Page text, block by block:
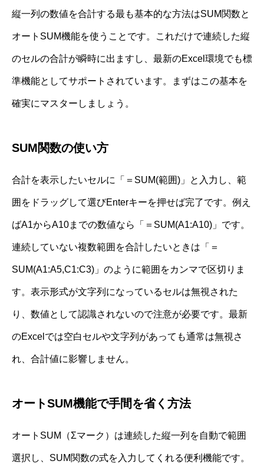
縦一列の数値を合計する最も基本的な方法はSUM関数と
オートSUM機能を使うことです。これだけで連続した縦
のセルの合計が瞬時に出ますし、最新のExcel環境でも標
準機能としてサポートされています。まずはこの基本を
確実にマスターしましょう。
SUM関数の使い方
合計を表示したいセルに「＝SUM(範囲)」と入力し、範
囲をドラッグして選びEnterキーを押せば完了です。例え
ばA1からA10までの数値なら「＝SUM(A1:A10)」です。
連続していない複数範囲を合計したいときは「＝
SUM(A1:A5,C1:C3)」のように範囲をカンマで区切りま
す。表示形式が文字列になっているセルは無視された
り、数値として認識されないので注意が必要です。最新
のExcelでは空白セルや文字列があっても通常は無視さ
れ、合計値に影響しません。
オートSUM機能で手間を省く方法
オートSUM（Σマーク）は連続した縦一列を自動で範囲
選択し、SUM関数の式を入力してくれる便利機能です。